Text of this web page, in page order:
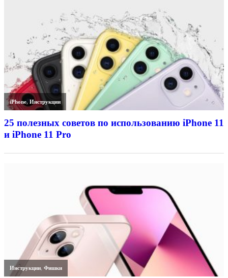
iPhone,Инструкции
25 полезных советов по использованию iPhone 11
и iPhone 11 Pro
Инструкции,Фишки